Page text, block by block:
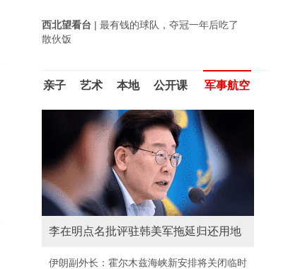
西北望看台 | 最有钱的球队，夺冠一年后吃了
散伙饭
亲子 艺术 本地 公开课 军事航空
李在明点名批评驻韩美军拖延归还用地
伊朗副外长：霍尔木兹海峡新安排将关闭临时